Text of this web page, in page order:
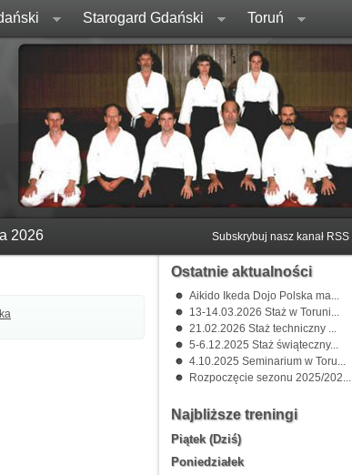
Starogard Gdański Toruń
2026 Subskrybuj nasz kanał RSS
Ostatnie aktualności
Aikido Ikeda Dojo Polska ma...
13-14.03.2026 Staż w Toruni...
21.02.2026 Staż techniczny ...
5-6.12.2025 Staż świąteczny...
4.10.2025 Seminarium w Toru...
Rozpoczęcie sezonu 2025/202...
Najbliższe treningi
Piątek (Dziś)
Poniedziałek